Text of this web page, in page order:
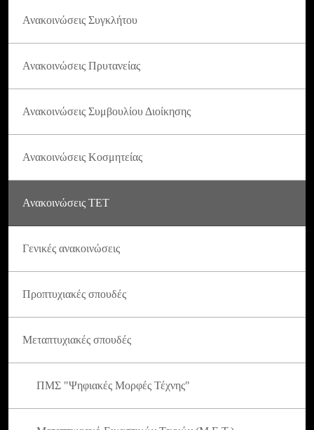
Ανακοινώσεις Συγκλήτου
Ανακοινώσεις Πρυτανείας
Ανακοινώσεις Συμβουλίου Διοίκησης
Ανακοινώσεις Κοσμητείας
Ανακοινώσεις ΤΕΤ
Γενικές ανακοινώσεις
Προπτυχιακές σπουδές
Μεταπτυχιακές σπουδές
ΠΜΣ "Ψηφιακές Μορφές Τέχνης"